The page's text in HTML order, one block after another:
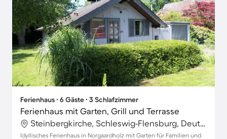
Ferienhaus ∙ 6 Gäste ∙ 3 Schlafzimmer
Ferienhaus mit Garten, Grill und Terrasse
Steinbergkirche, Schleswig-Flensburg, Deutschland
Idyllisches Ferienhaus in Norgaardholz mit Garten für Familien und